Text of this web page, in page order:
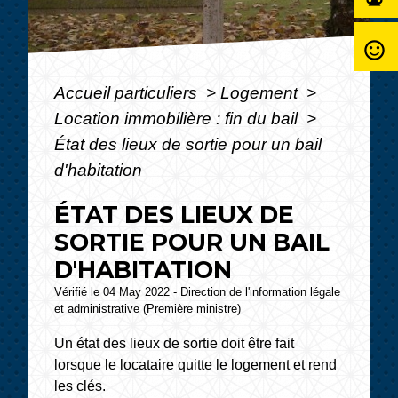
Accueil particuliers > Logement >
Location immobilière : fin du bail >
État des lieux de sortie pour un bail
d'habitation
ÉTAT DES LIEUX DE
SORTIE POUR UN BAIL
D'HABITATION
Vérifié le 04 May 2022 - Direction de l'information légale
et administrative (Première ministre)
Un état des lieux de sortie doit être fait
lorsque le locataire quitte le logement et rend
les clés.
sentiment_satisfied_alt